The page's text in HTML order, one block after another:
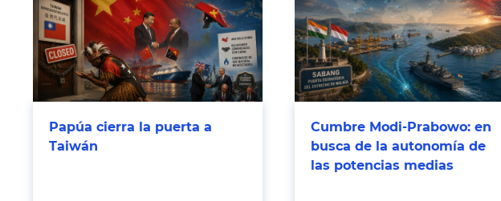
Papúa cierra la puerta a
Taiwán
Cumbre Modi-Prabowo: en
busca de la autonomía de
las potencias medias